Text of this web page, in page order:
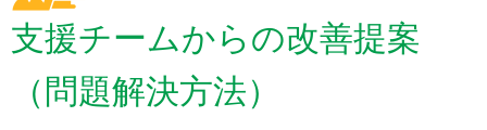
支援チームからの改善提案
（問題解決方法）